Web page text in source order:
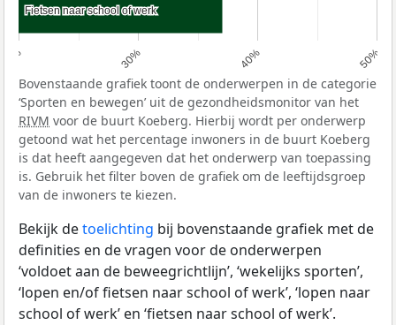
20% 30% 40% 50%
Fietsen naar school of werk
Fietsen naar school of werk
Bovenstaande grafiek toont de onderwerpen in de categorie
‘Sporten en bewegen’ uit de gezondheidsmonitor van het
RIVM voor de buurt Koeberg. Hierbij wordt per onderwerp
getoond wat het percentage inwoners in de buurt Koeberg
is dat heeft aangegeven dat het onderwerp van toepassing
is. Gebruik het filter boven de grafiek om de leeftijdsgroep
van de inwoners te kiezen.
Bekijk detoelichting bij bovenstaande grafiek met de
definities en de vragen voor de onderwerpen
‘voldoet aan de beweegrichtlijn’, ‘wekelijks sporten’,
‘lopen en/of fietsen naar school of werk’, ‘lopen naar
school of werk’ en ‘fietsen naar school of werk’.